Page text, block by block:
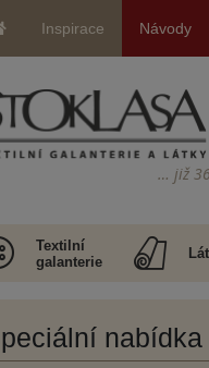
Inspirace Návody
… již
Textilní
galanterie
nabídka